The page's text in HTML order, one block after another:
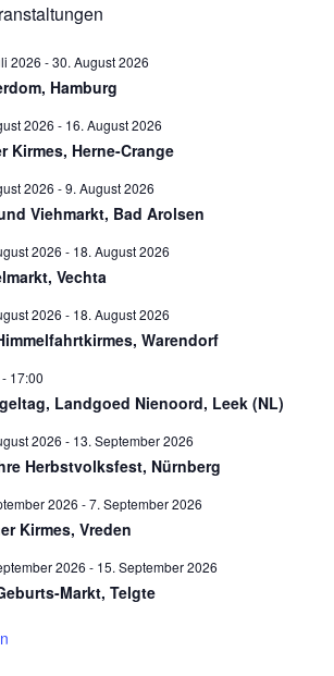
2026 -30. August 2026
Hamburg
2026 - 16. August 2026
Kirmes, Herne-Crange
2026 -9. August 2026
Viehmarkt, Bad Arolsen
2026 - 18. August 2026
Vechta
2026 - 18. August 2026
Warendorf
- 17:00
Landgoed Nienoord, Leek (NL)
2026 - 13. September 2026
Herbstvolksfest, Nürnberg
2026 -7. September 2026
Kirmes, Vreden
2026 - 15. September 2026
Markt, Telgte